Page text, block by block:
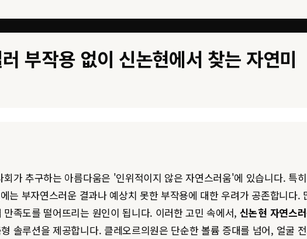
부작용 없이 신논현에서 찾는 자연미
가 추구하는 아름다움은 '인위적이지 않은 자연스러움'에 있습니다. 특
는 부자연스러운 결과나 예상치 못한 부작용에 대한 우려가 공존합니다
족도를 떨어뜨리는 원인이 됩니다. 이러한 고민 속에서, 신논현 자연스
솔루션을 제공합니다. 클레오르의원은 단순한 볼륨 증대를 넘어, 얼굴